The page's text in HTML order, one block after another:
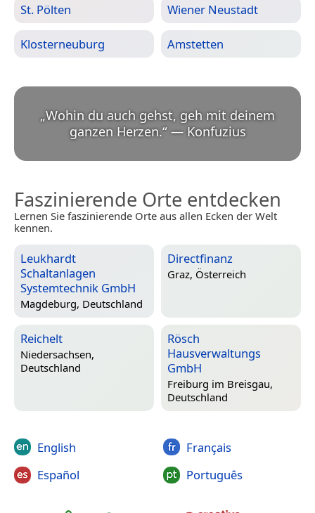
St. Pölten Wiener Neustadt
Klosterneuburg Amstetten
„Wohin du auch gehst, geh mit deinem
ganzen Herzen.“ — Konfuzius
Faszinierende Orte entdecken
Lernen Sie faszinierende Orte aus allen Ecken der Welt
kennen.
Leukhardt
Schaltanlagen
Systemtechnik GmbH
Magdeburg, Deutschland
Directfinanz
Graz, Österreich
Reichelt
Niedersachsen,
Deutschland
Rösch
Hausverwaltungs
GmbH
Freiburg im Breisgau,
Deutschland
English
Español
Français
Português